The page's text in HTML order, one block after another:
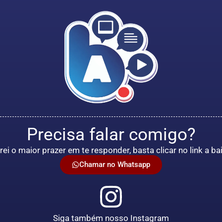
Precisa falar comigo?
o maior prazer em te responder, basta clicar no link a
Chamar no Whatsapp
Siga também nosso Instagram